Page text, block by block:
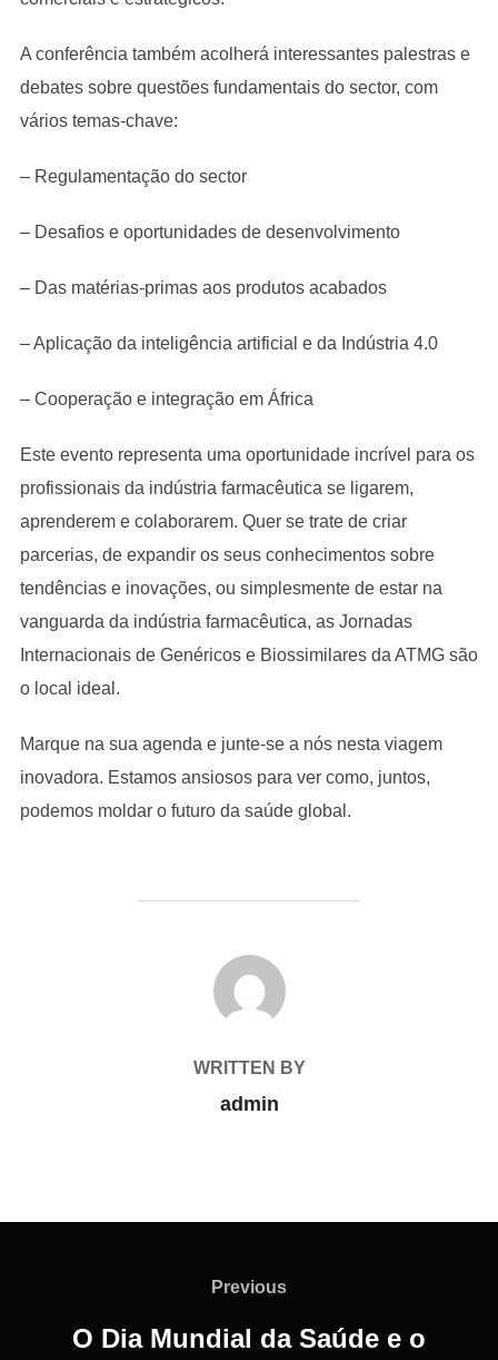
A conferência também acolherá interessantes palestras e
debates sobre questões fundamentais do sector, com
vários temas-chave:
– Regulamentação do sector
– Desafios e oportunidades de desenvolvimento
– Das matérias-primas aos produtos acabados
– Aplicação da inteligência artificial e da Indústria 4.0
– Cooperação e integração em África
Este evento representa uma oportunidade incrível para os
profissionais da indústria farmacêutica se ligarem,
aprenderem e colaborarem. Quer se trate de criar
parcerias, de expandir os seus conhecimentos sobre
tendências e inovações, ou simplesmente de estar na
vanguarda da indústria farmacêutica, as Jornadas
Internacionais de Genéricos e Biossimilares da ATMG são
o local ideal.
Marque na sua agenda e junte-se a nós nesta viagem
inovadora. Estamos ansiosos para ver como, juntos,
podemos moldar o futuro da saúde global.
POST AUTHOR
WRITTEN BY
admin
Previous
O Dia Mundial da Saúde e o